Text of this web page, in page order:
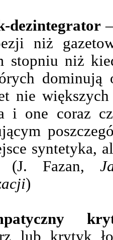
dezintegrator
niż
stopniu niż
dominują
nie
i one coraz
syntetyka,
(J. Fazan,
)